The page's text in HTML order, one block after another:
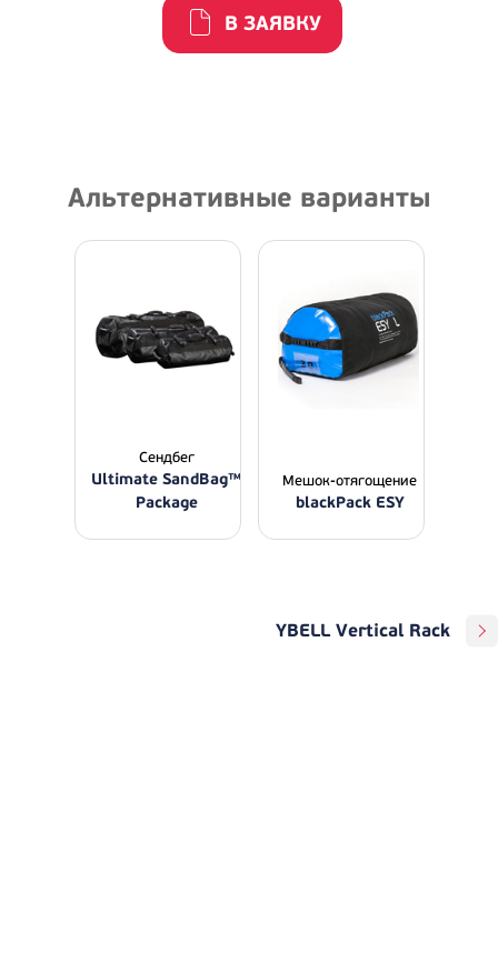
В ЗАЯВКУ
Альтернативные варианты
Сендбег
Ultimate SandBag™
Package
Мешок-отягощение
blackPack ESY
YBELL Vertical Rack